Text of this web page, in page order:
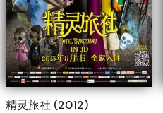
精灵旅社 (2012)